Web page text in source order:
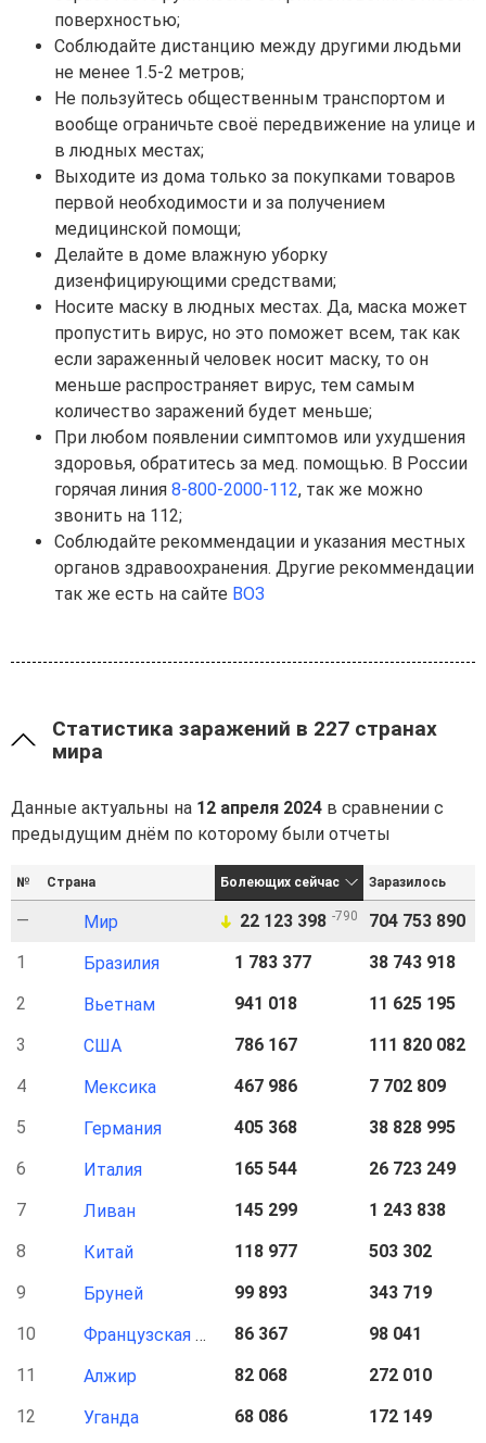
поверхностью;
Соблюдайте дистанцию между другими людьми
не менее 1.5-2 метров;
Не пользуйтесь общественным транспортом и
вообще ограничьте своё передвижение на улице и
в людных местах;
Выходите из дома только за покупками товаров
первой необходимости и за получением
медицинской помощи;
Делайте в доме влажную уборку
дизенфицирующими средствами;
Носите маску в людных местах. Да, маска может
пропустить вирус, но это поможет всем, так как
если зараженный человек носит маску, то он
меньше распространяет вирус, тем самым
количество заражений будет меньше;
При любом появлении симптомов или ухудшения
здоровья, обратитесь за мед. помощью. В России
горячая линия 8-800-2000-112, так же можно
звонить на 112;
Соблюдайте рекоммендации и указания местных
органов здравоохранения. Другие рекоммендации
так же есть на сайте ВОЗ
Статистика заражений в 227 странах
мира
Данные актуальны на 12 апреля 2024 в сравнении с
предыдущим днём по которому были отчеты
№ Страна Болеющих сейчас Заразилось
— Мир ➜ 22 123 398 -790 704 753 890
1
Бразилия 1 783 377 38 743 918
2
Вьетнам 941 018 11 625 195
3
США 786 167 111 820 082
4
Мексика 467 986 7 702 809
5
Германия 405 368 38 828 995
6
Италия 165 544 26 723 249
7
Ливан 145 299 1 243 838
8
Китай 118 977 503 302
9
Бруней 99 893 343 719
10
Французская Гвиана 86 367 98 041
11
Алжир 82 068 272 010
12
Уганда 68 086 172 149